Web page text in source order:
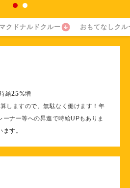
マクドナルドクルー おもてなしクル
給25%増
しますので、無駄なく働けます！年
ーナー等への昇進で時給UPもありま
す。